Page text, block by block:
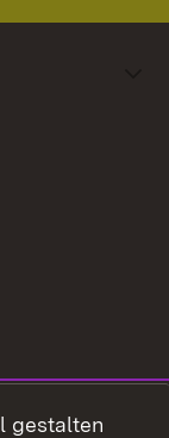
gestalten